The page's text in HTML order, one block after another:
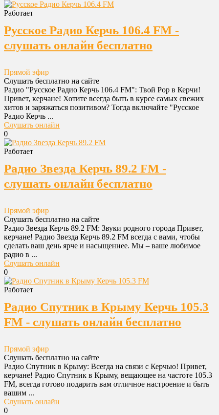
Работает
Русское Радио Керчь 106.4 FM -
слушать онлайн бесплатно
Прямой эфир
Слушать бесплатно на сайте
Радио "Русское Радио Керчь 106.4 FM": Твой Pop в Керчи!
Привет, керчане! Хотите всегда быть в курсе самых свежих
хитов и заряжаться позитивом? Тогда включайте "Русское
Радио Керчь ...
Слушать онлайн
0
Работает
Радио Звезда Керчь 89.2 FM -
слушать онлайн бесплатно
Прямой эфир
Слушать бесплатно на сайте
Радио Звезда Керчь 89.2 FM: Звуки родного города Привет,
керчане! Радио Звезда Керчь 89.2 FM всегда с вами, чтобы
сделать ваш день ярче и насыщеннее. Мы – ваше любимое
радио в ...
Слушать онлайн
0
Работает
Радио Спутник в Крыму Керчь 105.3
FM - слушать онлайн бесплатно
Прямой эфир
Слушать бесплатно на сайте
Радио Спутник в Крыму: Всегда на связи с Керчью! Привет,
керчане! Радио Спутник в Крыму, вещающее на частоте 105.3
FM, всегда готово подарить вам отличное настроение и быть
вашим ...
Слушать онлайн
0